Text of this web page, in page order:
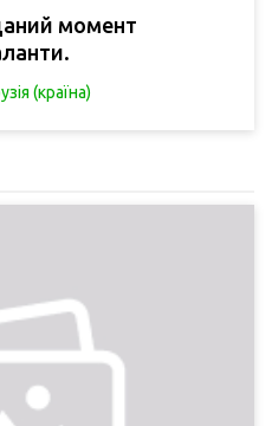
момент
(країна)